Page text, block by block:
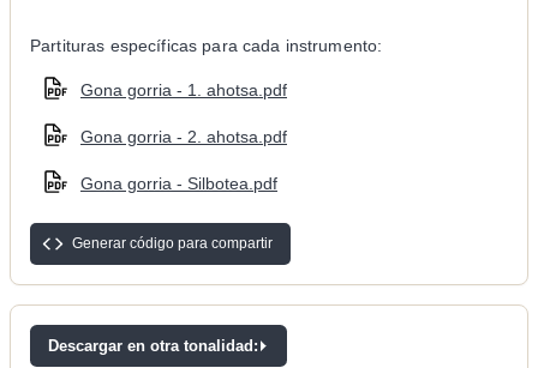
Partituras específicas para cada instrumento:
Gona gorria - 1. ahotsa.pdf
Gona gorria - 2. ahotsa.pdf
Gona gorria - Silbotea.pdf
Generar código para compartir
Descargar en otra tonalidad: